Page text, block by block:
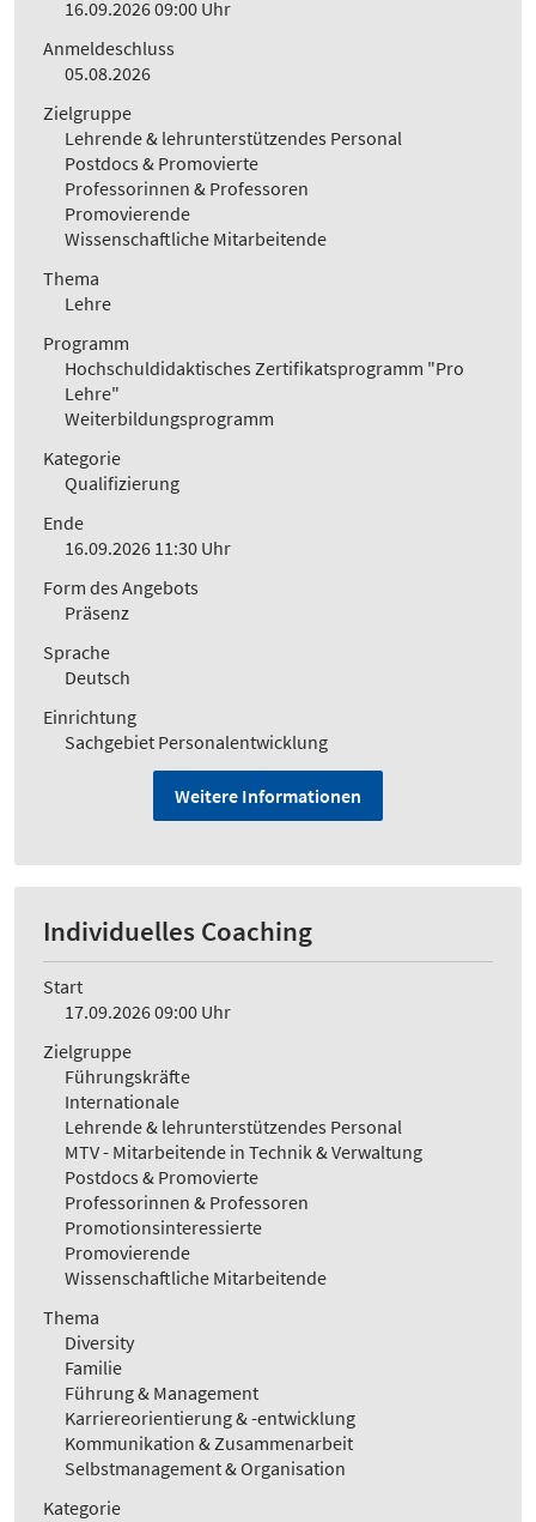
16.09.2026 09:00 Uhr
Anmeldeschluss
05.08.2026
Zielgruppe
Lehrende & lehrunterstützendes Personal
Postdocs & Promovierte
Professorinnen & Professoren
Promovierende
Wissenschaftliche Mitarbeitende
Thema
Lehre
Programm
Hochschuldidaktisches Zertifikatsprogramm "Pro
Lehre"
Weiterbildungsprogramm
Kategorie
Qualifizierung
Ende
16.09.2026 11:30 Uhr
Form des Angebots
Präsenz
Sprache
Deutsch
Einrichtung
Sachgebiet Personalentwicklung
Weitere Informationen
Individuelles Coaching
Start
17.09.2026 09:00 Uhr
Zielgruppe
Führungskräfte
Internationale
Lehrende & lehrunterstützendes Personal
MTV - Mitarbeitende in Technik & Verwaltung
Postdocs & Promovierte
Professorinnen & Professoren
Promotionsinteressierte
Promovierende
Wissenschaftliche Mitarbeitende
Thema
Diversity
Familie
Führung & Management
Karriereorientierung & -entwicklung
Kommunikation & Zusammenarbeit
Selbstmanagement & Organisation
Kategorie